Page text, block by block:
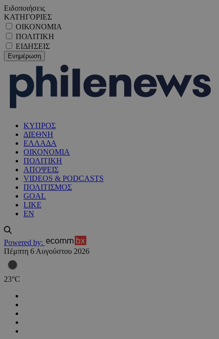
Ειδοποιήσεις
ΚΑΤΗΓΟΡΙΕΣ
ΟΙΚΟΝΟΜΙΑ
ΠΟΛΙΤΙΚΗ
ΕΙΔΗΣΕΙΣ
ΚΥΠΡΟΣ
ΔΙΕΘΝΗ
ΕΛΛΑΔΑ
ΟΙΚΟΝΟΜΙΑ
ΠΟΛΙΤΙΚΗ
ΑΠΟΨΕΙΣ
VIDEOS & PODCASTS
ΠΟΛΙΤΙΣΜΟΣ
GOAL
LIKE
EN
Powered by:
Πέμπτη 6 Αυγούστου 2026
23°C